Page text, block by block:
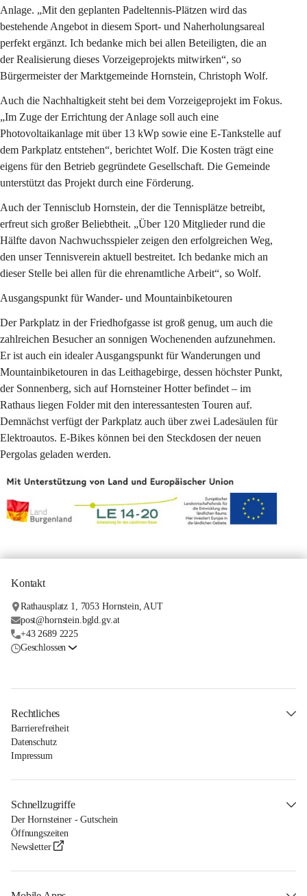
Anlage. „Mit den geplanten Padeltennis-Plätzen wird das
bestehende Angebot in diesem Sport- und Naherholungsareal
perfekt ergänzt. Ich bedanke mich bei allen Beteiligten, die an
der Realisierung dieses Vorzeigeprojekts mitwirken“, so
Bürgermeister der Marktgemeinde Hornstein, Christoph Wolf.
Auch die Nachhaltigkeit steht bei dem Vorzeigeprojekt im Fokus.
„Im Zuge der Errichtung der Anlage soll auch eine
Photovoltaikanlage mit über 13 kWp sowie eine E-Tankstelle auf
dem Parkplatz entstehen“, berichtet Wolf. Die Kosten trägt eine
eigens für den Betrieb gegründete Gesellschaft. Die Gemeinde
unterstützt das Projekt durch eine Förderung.
Auch der Tennisclub Hornstein, der die Tennisplätze betreibt,
erfreut sich großer Beliebtheit. „Über 120 Mitglieder rund die
Hälfte davon Nachwuchsspieler zeigen den erfolgreichen Weg,
den unser Tennisverein aktuell bestreitet. Ich bedanke mich an
dieser Stelle bei allen für die ehrenamtliche Arbeit“, so Wolf.
Ausgangspunkt für Wander- und Mountainbiketouren
Der Parkplatz in der Friedhofgasse ist groß genug, um auch die
zahlreichen Besucher an sonnigen Wochenenden aufzunehmen.
Er ist auch ein idealer Ausgangspunkt für Wanderungen und
Mountainbiketouren in das Leithagebirge, dessen höchster Punkt,
der Sonnenberg, sich auf Hornsteiner Hotter befindet – im
Rathaus liegen Folder mit den interessantesten Touren auf.
Demnächst verfügt der Parkplatz auch über zwei Ladesäulen für
Elektroautos. E-Bikes können bei den Steckdosen der neuen
Pergolas geladen werden.
Kontakt
Rathausplatz 1, 7053 Hornstein, AUT
post@hornstein.bgld.gv.at
+43 2689 2225
Geschlossen
Rechtliches
Barrierefreiheit
Datenschutz
Impressum
Schnellzugriffe
Der Hornsteiner - Gutschein
Öffnungszeiten
Newsletter